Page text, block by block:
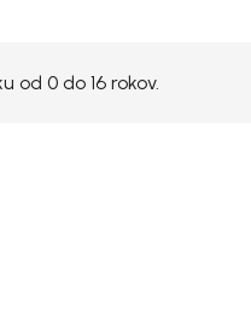
od 0 do 16 rokov.